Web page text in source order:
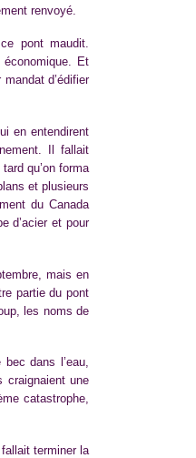
renvoyé.
pont maudit.
Et
d’édifier
en entendirent
Il fallait
qu’on forma
et plusieurs
du Canada
d’acier et pour
mais en
partie du pont
les noms de
dans l’eau,
craignaient une
catastrophe,
terminer la